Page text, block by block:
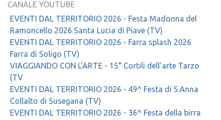
CANALE YOUTUBE
EVENTI DAL TERRITORIO 2026 - Festa Madonna del
Ramoncello 2026 Santa Lucia di Piave (TV)
EVENTI DAL TERRITORIO 2026 - Farra splash 2026
Farra di Soligo (TV)
VIAGGIANDO CON L'ARTE - 15° Cortili dell'arte Tarzo
(TV
EVENTI DAL TERRITORIO 2026 - 49^ Festa di S.Anna
Collalto di Susegana (TV)
EVENTI DAL TERRITORIO 2026 - 36^ Festa della birra